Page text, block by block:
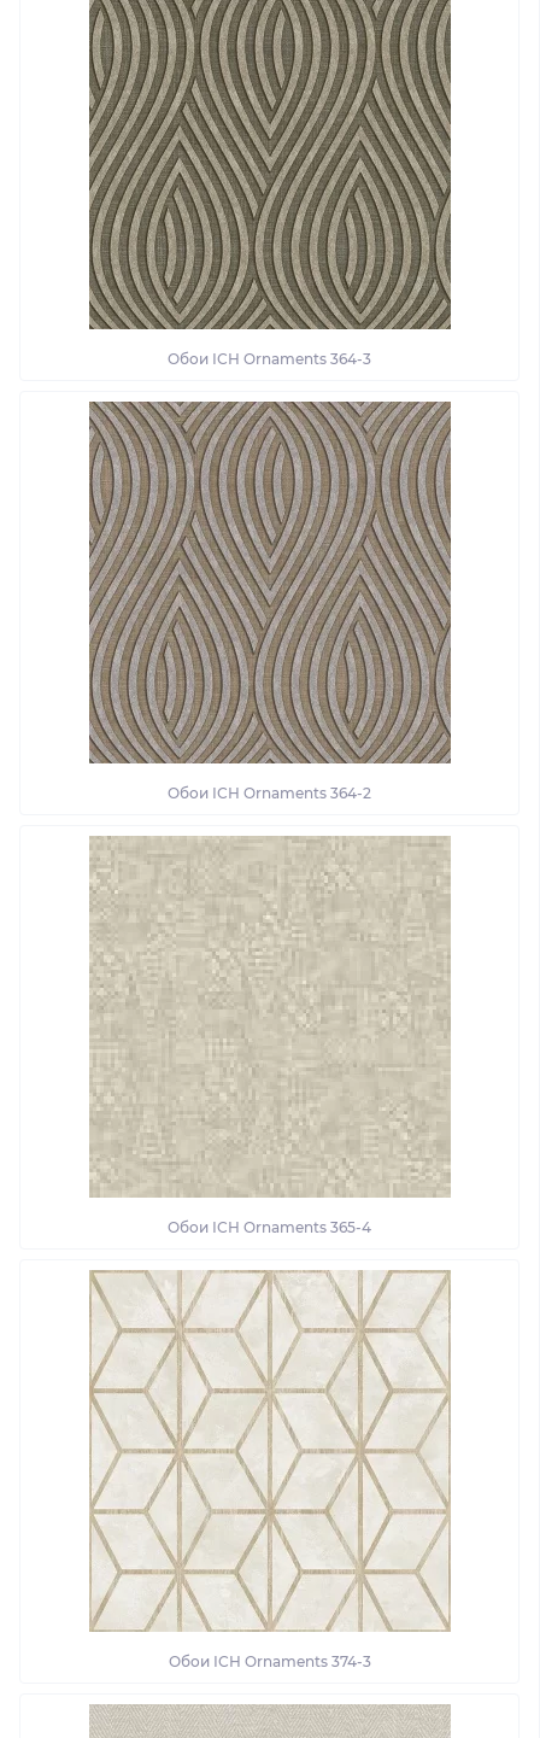
Обои ІСН Ornaments 364-3
Обои ІСН Ornaments 364-2
Обои ІСН Ornaments 365-4
Обои ІСН Ornaments 374-3